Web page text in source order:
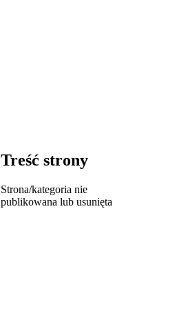
Treść strony
Strona/kategoria nie
publikowana lub usunięta